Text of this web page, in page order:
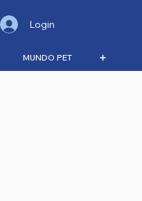
Login
MUNDO PET ➕